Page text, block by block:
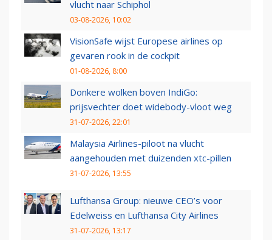
vlucht naar Schiphol
03-08-2026, 10:02
VisionSafe wijst Europese airlines op
gevaren rook in de cockpit
01-08-2026, 8:00
Donkere wolken boven IndiGo:
prijsvechter doet widebody-vloot weg
31-07-2026, 22:01
Malaysia Airlines-piloot na vlucht
aangehouden met duizenden xtc-pillen
31-07-2026, 13:55
Lufthansa Group: nieuwe CEO’s voor
Edelweiss en Lufthansa City Airlines
31-07-2026, 13:17